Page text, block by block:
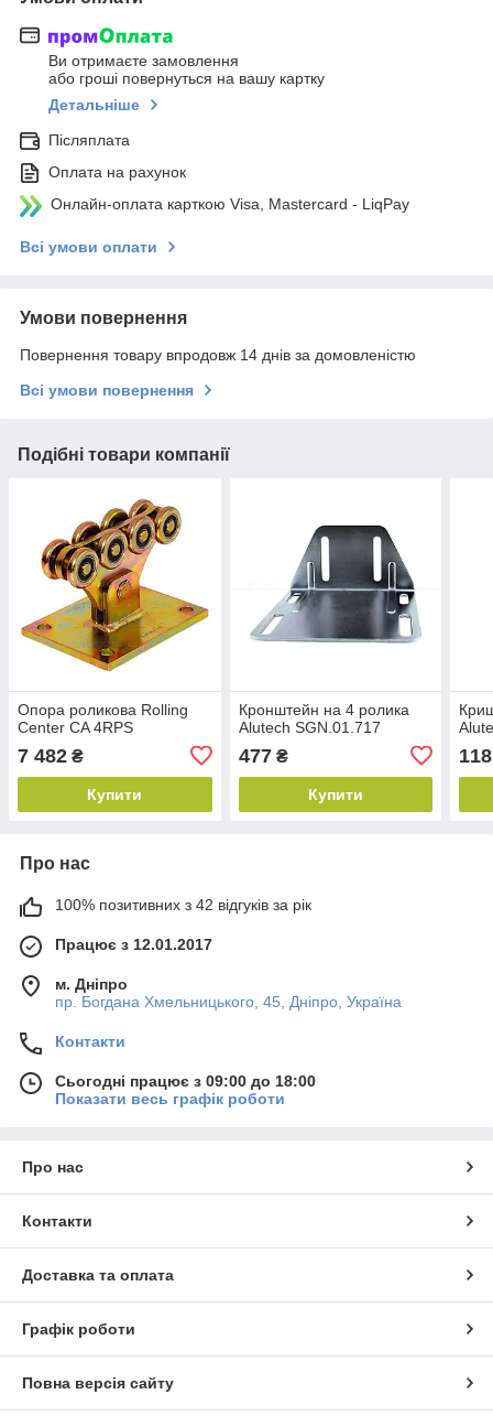
Ви отримаєте замовлення
або гроші повернуться на вашу картку
Детальніше
Післяплата
Оплата на рахунок
Онлайн-оплата карткою Visa, Mastercard - LiqPay
Всі умови оплати
Умови повернення
Повернення товару впродовж 14 днів за домовленістю
Всі умови повернення
Подібні товари компанії
Опора роликова Rolling
Center CA 4RPS
7 482 ₴
Купити
Кронштейн на 4 ролика
Alutech SGN.01.717
477₴
Купити
118
Про нас
100% позитивних з 42 відгуків за рік
Працює з 12.01.2017
м. Дніпро
пр. Богдана Хмельницького, 45, Дніпро, Україна
Контакти
Сьогодні працює з 09:00 до 18:00
Показати весь графік роботи
Про нас
Контакти
Доставка та оплата
Графік роботи
Повна версія сайту